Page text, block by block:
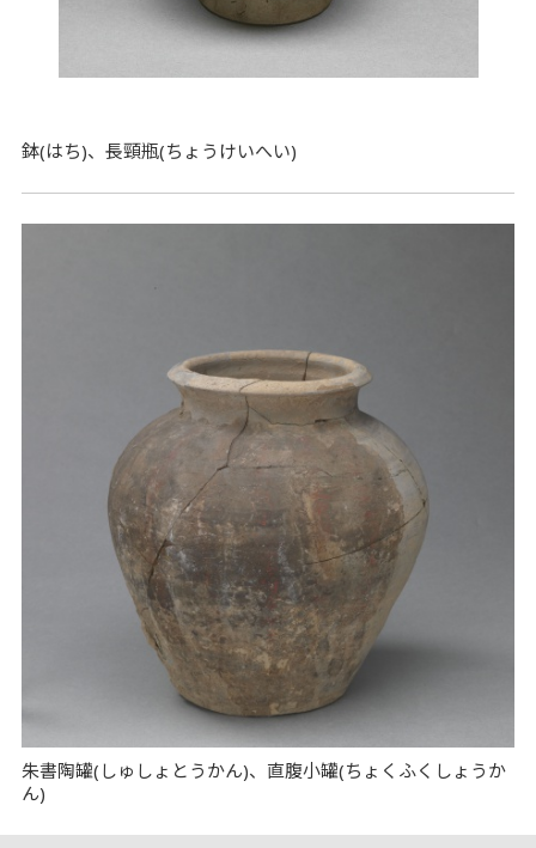
鉢(はち)、長頸瓶(ちょうけいへい)
朱書陶罐(しゅしょとうかん)、直腹小罐(ちょくふくしょうか
ん)